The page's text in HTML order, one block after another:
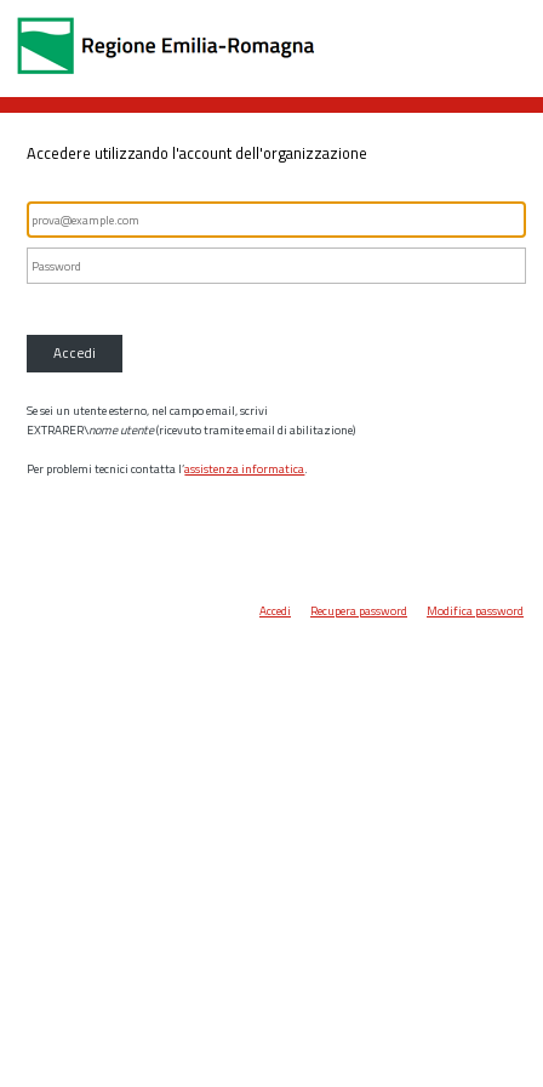
Accedere utilizzando l'account dell'organizzazione
Accedi
Se sei un utente esterno, nel campo email, scrivi
EXTRARER\nome utente(ricevuto tramite email di abilitazione)
Per problemi tecnici contatta l’assistenza informatica.
Accedi Recupera password Modifica password